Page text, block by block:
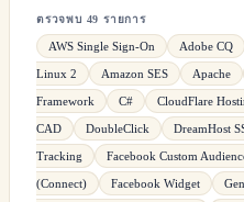
ตรวจพบ 49 รายการ
AWS Single Sign-On Adobe CQ
Linux 2 Amazon SES Apache
Framework C# CloudFlare
CAD DoubleClick DreamHost
Tracking Facebook Custom
(Connect) Facebook Widget